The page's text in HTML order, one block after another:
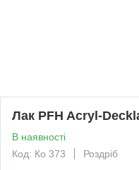
Лак PFH Acryl-
В наявності
Код: Ко 373
Роздріб